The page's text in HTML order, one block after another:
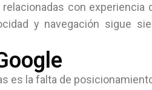
con
y navegación sigue
es la falta de